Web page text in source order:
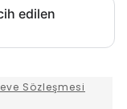
edilen
Sözleşmesi